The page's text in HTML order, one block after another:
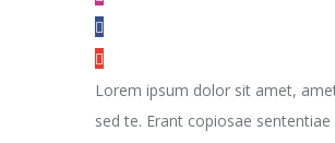
Lorem ipsum dolor sit amet,
sed te. Erant copiosae